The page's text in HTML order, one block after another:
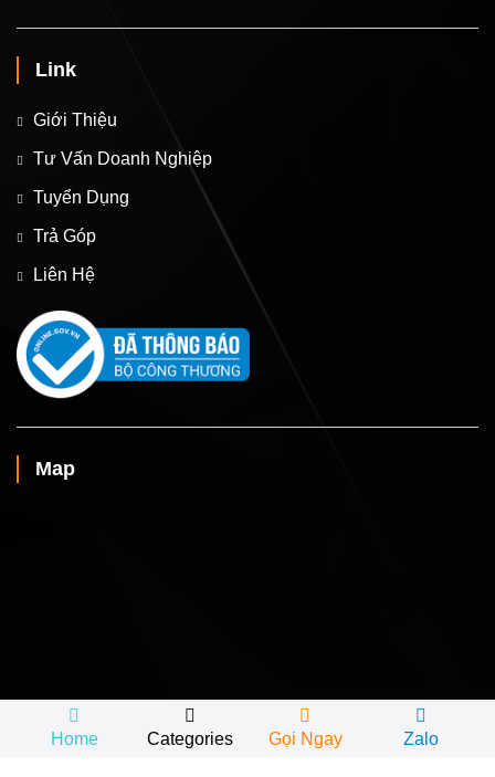
Link
Giới Thiệu
Tư Vấn Doanh Nghiệp
Tuyển Dụng
Trả Góp
Liên Hệ
Map
Home Categories Gọi Ngay Zalo